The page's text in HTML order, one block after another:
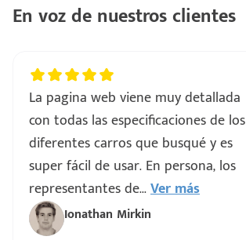
En voz de nuestros clientes
La pagina web viene muy detallada
con todas las especificaciones de los
diferentes carros que busqué y es
super fácil de usar. En persona, los
representantes de...Ver más
Ionathan Mirkin